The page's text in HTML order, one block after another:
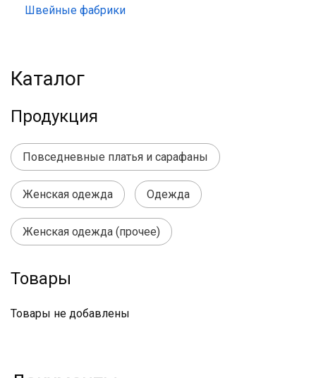
Швейные фабрики
Каталог
Продукция
Повседневные платья и сарафаны
Женская одежда Одежда
Женская одежда (прочее)
Товары
Товары не добавлены